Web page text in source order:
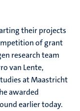
their projects
of grant
research team
van Lente,
at Maastricht
awarded
earlier today.